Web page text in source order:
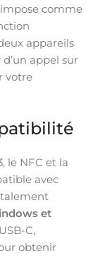
comme
appareils
appel sur
votre
le NFC et la
avec
et
C,
obtenir